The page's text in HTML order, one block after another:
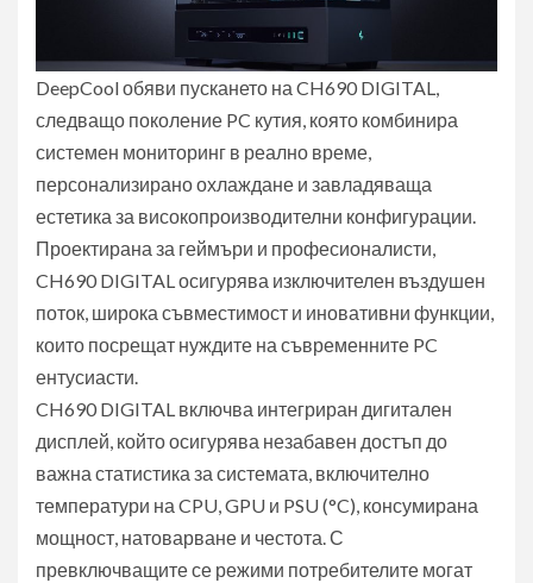
DeepCool обяви пускането на CH690 DIGITAL,
следващо поколение PC кутия, която комбинира
системен мониторинг в реално време,
персонализирано охлаждане и завладяваща
естетика за високопроизводителни конфигурации.
Проектирана за геймъри и професионалисти,
CH690 DIGITAL осигурява изключителен въздушен
поток, широка съвместимост и иновативни функции,
които посрещат нуждите на съвременните PC
ентусиасти.
CH690 DIGITAL включва интегриран дигитален
дисплей, който осигурява незабавен достъп до
важна статистика за системата, включително
температури на CPU, GPU и PSU (°C), консумирана
мощност, натоварване и честота. С
превключващите се режими потребителите могат